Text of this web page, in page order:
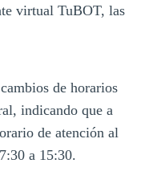
virtual TuBOT, las
de horarios
indicando que a
de atención al
a 15:30.